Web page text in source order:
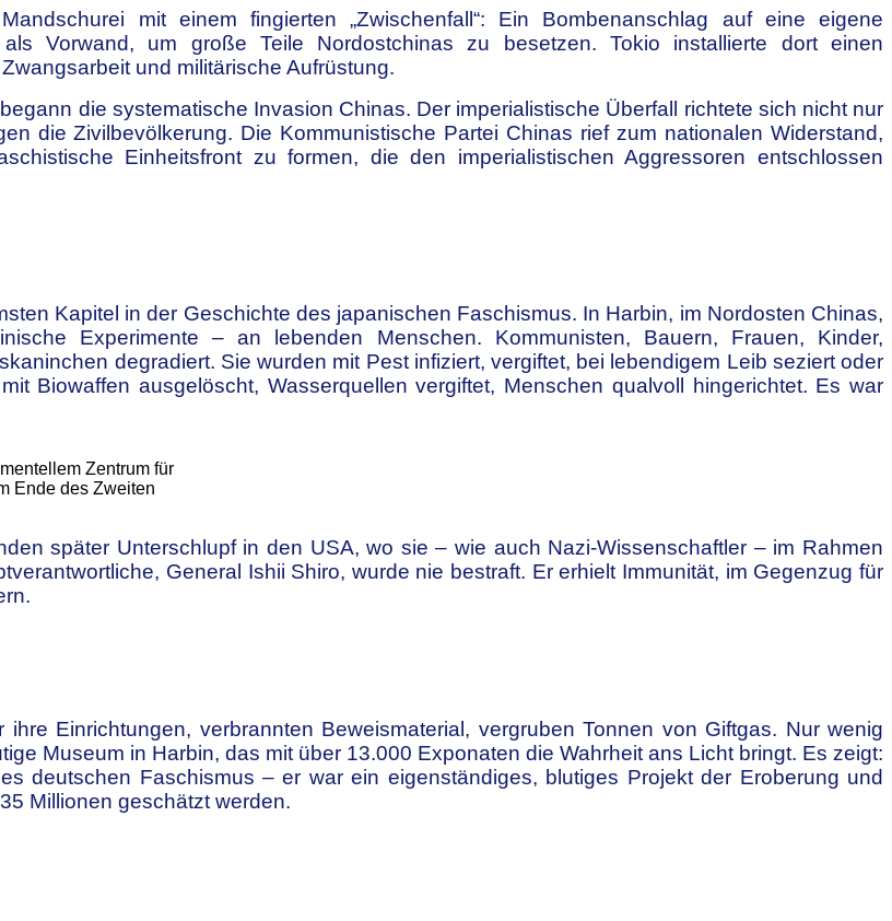
mit einem fingierten „Zwischenfall“: Ein Bombenanschlag auf eine eigene
Vorwand, um große Teile Nordostchinas zu besetzen. Tokio installierte dort einen
und militärische Aufrüstung.
die systematische Invasion Chinas. Der imperialistische Überfall richtete sich nicht nur
die Zivilbevölkerung. Die Kommunistische Partei Chinas rief zum nationalen Widerstand,
Einheitsfront zu formen, die den imperialistischen Aggressoren entschlossen
Kapitel in der Geschichte des japanischen Faschismus. In Harbin, im Nordosten Chinas,
Experimente – an lebenden Menschen. Kommunisten, Bauern, Frauen, Kinder,
degradiert. Sie wurden mit Pest infiziert, vergiftet, bei lebendigem Leib seziert oder
Biowaffen ausgelöscht, Wasserquellen vergiftet, Menschen qualvoll hingerichtet. Es war
Zentrum für
Ende des Zweiten
später Unterschlupf in den USA, wo sie – wie auch Nazi-Wissenschaftler – im Rahmen
General Ishii Shiro, wurde nie bestraft. Er erhielt Immunität, im Gegenzug für
Einrichtungen, verbrannten Beweismaterial, vergruben Tonnen von Giftgas. Nur wenig
Museum in Harbin, das mit über 13.000 Exponaten die Wahrheit ans Licht bringt. Es zeigt:
deutschen Faschismus – er war ein eigenständiges, blutiges Projekt der Eroberung und
Millionen geschätzt werden.